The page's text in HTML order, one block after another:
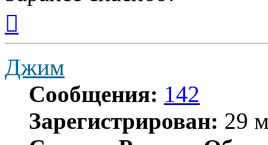
началу
Джим
Сообщения: 142
Зарегистрирован: 29